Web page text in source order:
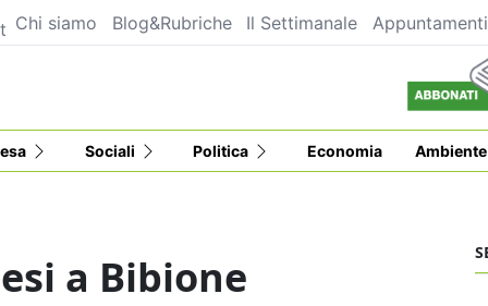
Chi siamo Blog&Rubriche Il Settimanale Appuntamenti
Sociali Politica Economia Ambiente
a Bibione